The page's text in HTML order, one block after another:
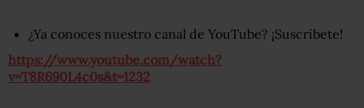
¿Ya conoces nuestro canal de YouTube? ¡Suscríbete!
https://www.youtube.com/watch?
v=T8R690L4c0s&t=1232